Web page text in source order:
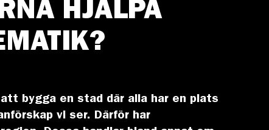
HJÄLPA
bygga en stad där alla har en plats
vi ser. Därför har